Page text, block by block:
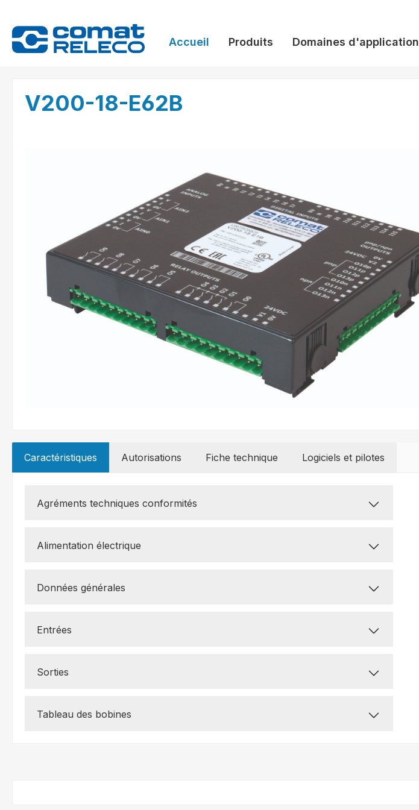
Accueil Produits Domaines d'application
V200-18-E62B
Caractéristiques Autorisations Fiche technique Logiciels et pilotes
Agréments techniques conformités
Alimentation électrique
Données générales
Entrées
Sorties
Tableau des bobines